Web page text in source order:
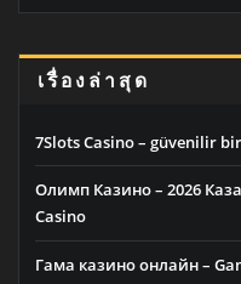
เรื่องล่าสุด
7Slots Casino – güvenilir
Олимп Казино – 2026
Casino
Гама казино онлайн –